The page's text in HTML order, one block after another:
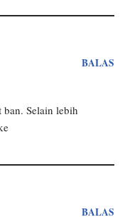
BALAS
Selain lebih
BALAS